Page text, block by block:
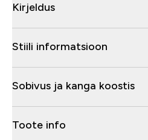
Kirjeldus
Stiili informatsioon
Sobivus ja kanga koostis
Toote info